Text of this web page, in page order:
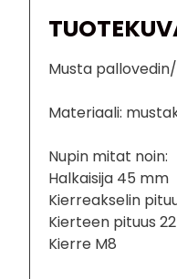
Musta
Materiaali:
Nupin mitat noin:
Halkaisija 45 mm
Kierreakselin
Kierteen pituus
Kierre M8